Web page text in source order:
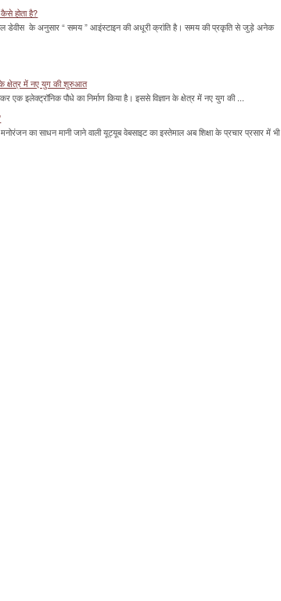
होता है?
डेवीस के अनुसार “ समय ” आइंस्टाइन की अधूरी क्रांति है। समय की प्रकृति से जुड़े अनेक
के क्षेत्र में नए युग की शुरुआत
एक इलेक्ट्रॉनिक पौधे का निर्माण किया है। इससे विज्ञान के क्षेत्र में नए युग की ...
का साधन मानी जाने वाली यूट्यूब वेबसाइट का इस्तेमाल अब शिक्षा के प्रचार प्रसार में भी